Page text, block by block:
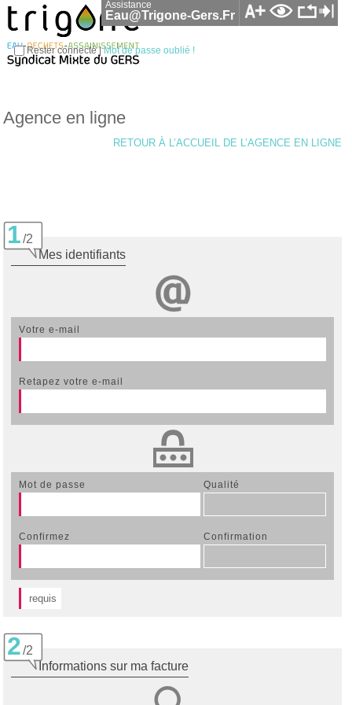
Assistance
Eau@trigone-Gers.fr
Rester connecté |Mot de passe oublié !
Agence en ligne
RETOUR À L’ACCUEIL DE L’AGENCE EN LIGNE
1 /2
mes identifiants
votre e-mail
retapez votre e-mail
mot de passe qualité
confirmez confirmation
requis
2 /2
informations sur ma facture